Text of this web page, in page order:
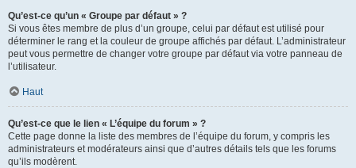
Qu’est-ce qu’un « Groupe par défaut » ?
Si vous êtes membre de plus d’un groupe, celui par défaut est utilisé pour
déterminer le rang et la couleur de groupe affichés par défaut. L’administrateur
peut vous permettre de changer votre groupe par défaut via votre panneau de
l’utilisateur.
Haut
Qu’est-ce que le lien « L’équipe du forum » ?
Cette page donne la liste des membres de l’équipe du forum, y compris les
administrateurs et modérateurs ainsi que d’autres détails tels que les forums
qu’ils modèrent.